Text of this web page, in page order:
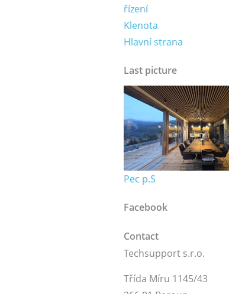
řízení
Klenota
Hlavní strana
Last picture
Pec p.S
Facebook
Contact
Techsupport s.r.o.
Třída Míru 1145/43